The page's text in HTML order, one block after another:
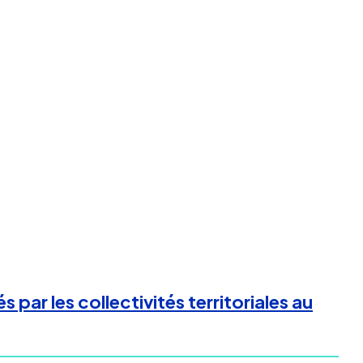
par les collectivités territoriales au